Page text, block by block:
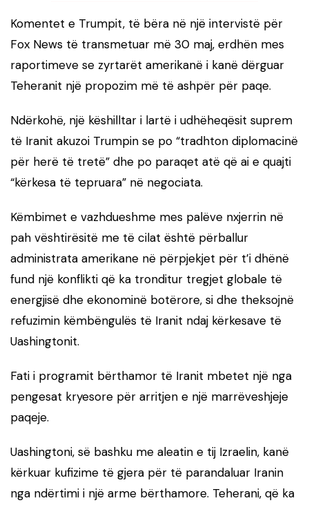
Komentet e Trumpit, të bëra në një intervistë për
Fox News të transmetuar më 30 maj, erdhën mes
raportimeve se zyrtarët amerikanë i kanë dërguar
Teheranit një propozim më të ashpër për paqe.
Ndërkohë, një këshilltar i lartë i udhëheqësit suprem
të Iranit akuzoi Trumpin se po “tradhton diplomacinë
për herë të tretë” dhe po paraqet atë që ai e quajti
“kërkesa të tepruara” në negociata.
Këmbimet e vazhdueshme mes palëve nxjerrin në
pah vështirësitë me të cilat është përballur
administrata amerikane në përpjekjet për t’i dhënë
fund një konflikti që ka tronditur tregjet globale të
energjisë dhe ekonominë botërore, si dhe theksojnë
refuzimin këmbëngulës të Iranit ndaj kërkesave të
Uashingtonit.
Fati i programit bërthamor të Iranit mbetet një nga
pengesat kryesore për arritjen e një marrëveshjeje
paqeje.
Uashingtoni, së bashku me aleatin e tij Izraelin, kanë
kërkuar kufizime të gjera për të parandaluar Iranin
nga ndërtimi i një arme bërthamore. Teherani, që ka